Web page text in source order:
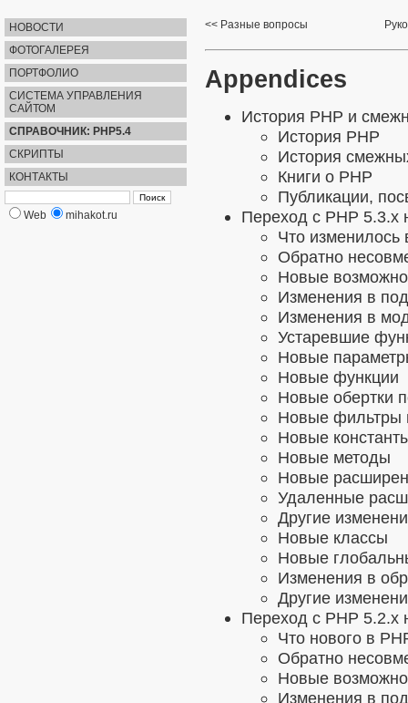
НОВОСТИ
ФОТОГАЛЕРЕЯ
ПОРТФОЛИО
СИСТЕМА УПРАВЛЕНИЯ
САЙТОМ
СПРАВОЧНИК: PHP5.4
СКРИПТЫ
КОНТАКТЫ
Web mihakot.ru
Разные вопросы
Appendices
История PHP и
История PHP
История
Книги о PHP
Публикации,
Переход с PHP 5.3.x
Что изменилось
Обратно
Новые
Изменения в
Изменения в
Устаревшие
Новые
Новые функции
Новые обертки
Новые фильтры
Новые
Новые методы
Новые
Удаленные
Другие
Новые классы
Новые
Изменения в
Другие
Переход c PHP 5.2.x
Что нового в
Обратно
Новые
Изменения в